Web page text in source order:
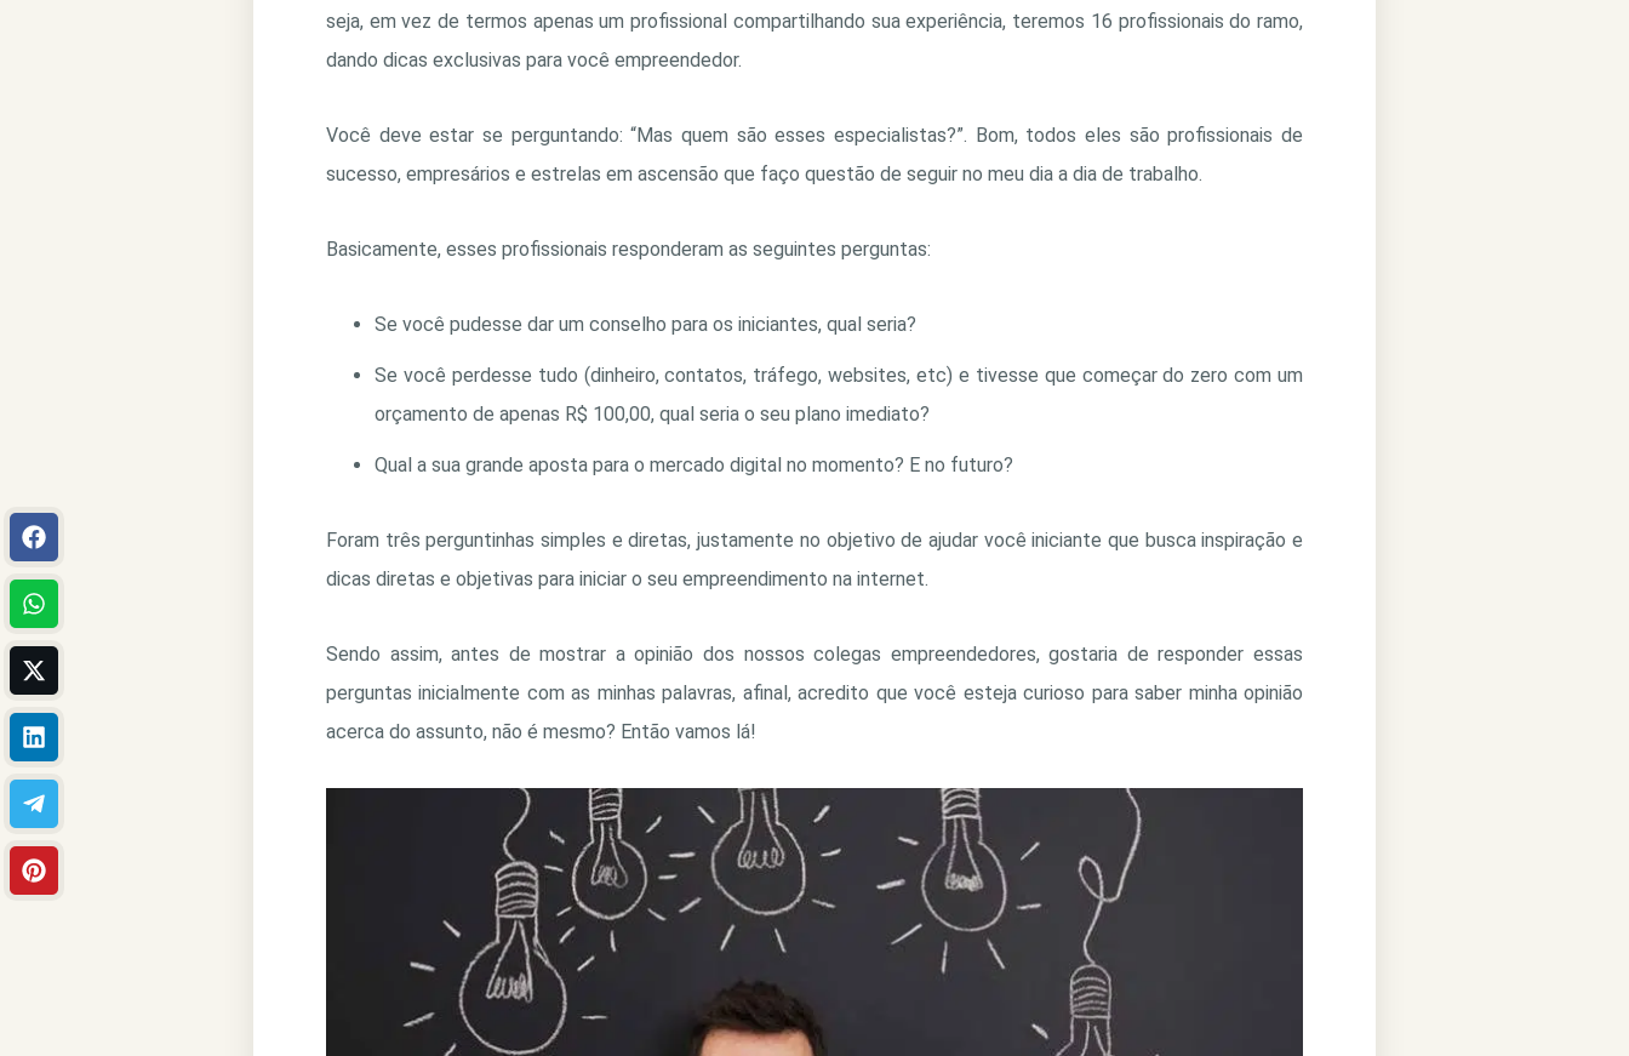
seja, em vez de termos apenas um profissional compartilhando sua experiência, teremos 16 profissionais do ramo,
dando dicas exclusivas para você empreendedor.
Você deve estar se perguntando: “Mas quem são esses especialistas?”. Bom, todos eles são profissionais de
sucesso, empresários e estrelas em ascensão que faço questão de seguir no meu dia a dia de trabalho.
Basicamente, esses profissionais responderam as seguintes perguntas:
Se você pudesse dar um conselho para os iniciantes, qual seria?
Se você perdesse tudo (dinheiro, contatos, tráfego, websites, etc) e tivesse que começar do zero com um
orçamento de apenas R$ 100,00, qual seria o seu plano imediato?
Qual a sua grande aposta para o mercado digital no momento? E no futuro?
Foram três perguntinhas simples e diretas, justamente no objetivo de ajudar você iniciante que busca inspiração e
dicas diretas e objetivas para iniciar o seu empreendimento na internet.
Sendo assim, antes de mostrar a opinião dos nossos colegas empreendedores, gostaria de responder essas
perguntas inicialmente com as minhas palavras, afinal, acredito que você esteja curioso para saber minha opinião
acerca do assunto, não é mesmo? Então vamos lá!